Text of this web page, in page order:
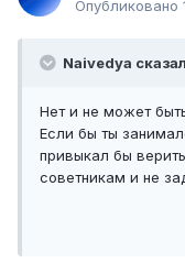
Опубликовано
Naivedya
Нет и не может
Если бы ты
привыкал бы
советникам и не